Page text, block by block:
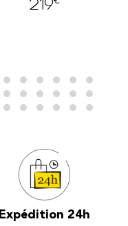
Expédition 24h